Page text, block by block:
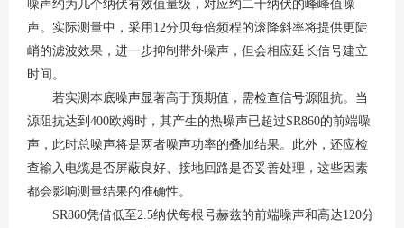
噪声约为几个纳伏有效值量级，对应约二十纳伏的峰峰值噪
声。实际测量中，采用12分贝每倍频程的滚降斜率将提供更陡
峭的滤波效果，进一步抑制带外噪声，但会相应延长信号建立
时间。
若实测本底噪声显著高于预期值，需检查信号源阻抗。当
源阻抗达到 400欧姆时，其产生的热噪声已超过SR860的前端噪
声，此时总噪声将是两者噪声功率的叠加结果。此外，还应检
查输入电缆是否屏蔽良好、接地回路是否妥善处理，这些因素
都会影响测量结果的准确性。
SR860凭借低至2.5纳伏每根号赫兹的前端噪声和高达120分